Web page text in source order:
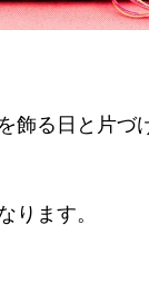
飾る日と片づ
ります。